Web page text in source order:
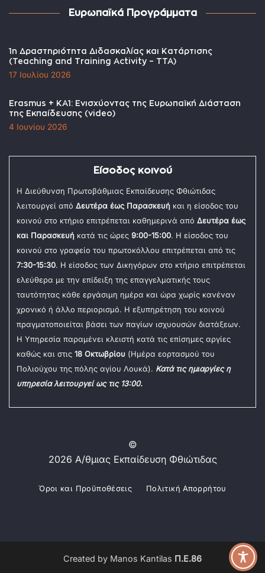
Ευρωπαϊκά Προγράμματα
1η Δραστηριότητα Διδασκαλίας και Κατάρτισης
(Teaching and Training Activity – TTA)
17 Ιουλίου 2026
Erasmus + KA1: Ενισχύοντας της Ευρωπαϊκή Διάσταση
της Εκπαίδευσης (video)
4 Ιουνίου 2026
Είσοδος κοινού
Η Διεύθυνση Πρωτοβάθμιας Εκπαίδευσης Φθιώτιδας
λειτουργεί από Δευτέρα έως Παρασκευή και η είσοδος του
κοινού στο κτήριο επιτρέπεται καθημερινά από Δευτέρα έως
και Παρασκευή κατά τις ώρες 9:00-15:00. Η είσοδος του
κοινού στο γραφείο του πρωτοκόλλου επιτρέπεται από τις
7:30-15:30. Η είσοδος των Δικηγόρων στο κτήριο επιτρέπεται
ελεύθερα με την επίδειξη της επαγγελματικής τους
ταυτότητας κάθε εργάσιμη ημέρα και ώρα χωρίς κανέναν
χρονικό ή άλλο περιορισμό. Η εξυπηρέτηση του κοινού
πραγματοποιείται βάσει των παγίων ισχυουσών διατάξεων.
Η Υπηρεσία παραμένει κλειστή κατά τις επίσημες αργίες
καθώς και στις 18 Οκτωβρίου (Ημέρα εορτασμού του
Πολιούχου της πόλης αγίου Λουκά). Κατά τις ημιαργίες η
υπηρεσία λειτουργεί ως τις 13:00.
©
2026 Α/θμιας Εκπαίδευση Φθιώτιδας
Όροι και Προϋποθέσεις Πολιτική Απορρήτου
Created by Manos Kantilas Π.Ε.86